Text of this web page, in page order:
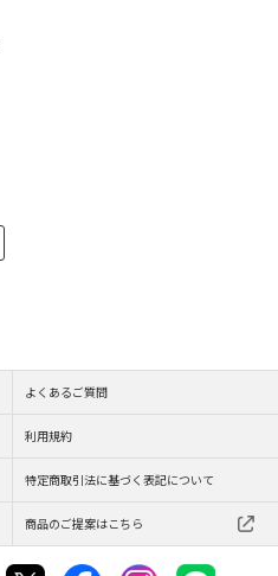
よくあるご質問
利用規約
特定商取引法に基づく表記について
商品のご提案はこちら